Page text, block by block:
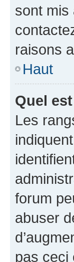
sont mis
raisons
Haut
Quel
Les
forum
abuser
pas ceci